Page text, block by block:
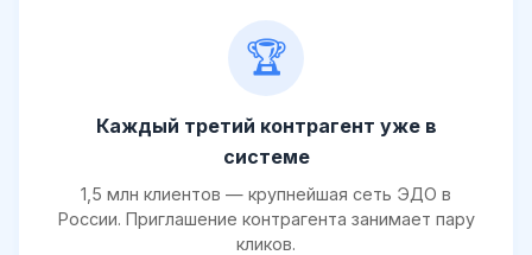
🏆
Каждый третий контрагент уже в
системе
1,5 млн клиентов — крупнейшая сеть ЭДО в
России. Приглашение контрагента занимает пару
кликов.